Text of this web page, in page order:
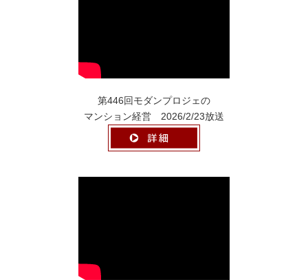
第446回モダンプロジェの
マンション経営 2026/2/23放送